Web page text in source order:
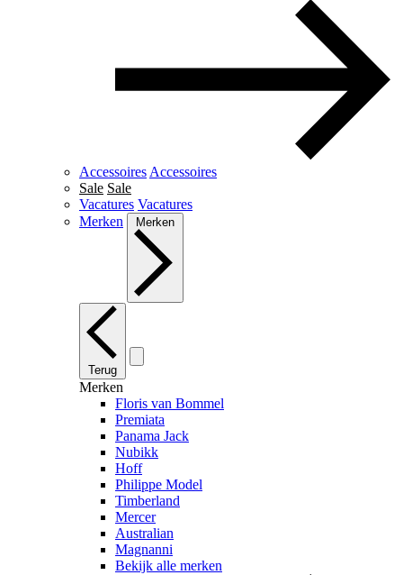
Accessoires Accessoires
Sale Sale
Vacatures Vacatures
Merken
Merken
Terug
Merken
Floris van Bommel
Premiata
Panama Jack
Nubikk
Hoff
Philippe Model
Timberland
Mercer
Australian
Magnanni
Bekijk alle merken